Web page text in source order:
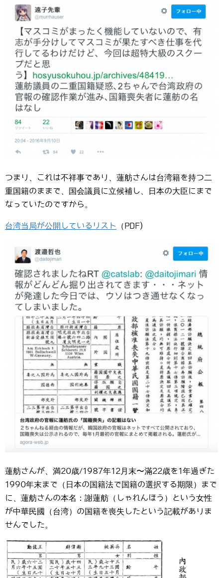
つまり、これは不祥事であり、蓮舫さんは台湾籍を持つ二
重国籍のままで、国会議員に立候補し、日本の大臣にまで
なっていたのですから。
台湾当局が公開しているリスト （PDF)
蓮舫さんが、満20歳/1987年12月末〜滿22歳を1年過ぎた
1990年末まで（日本の国籍法で国籍の選択する期限）まで
に、蓮舫さんの本名：謝蓮舫（しゃれんほう）という女性
が中華民國（台湾）の国籍を喪失したという記載がありま
せんでした。